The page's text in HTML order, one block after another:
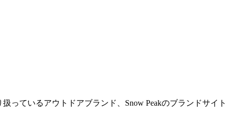
っているアウトドアブランド、Snow Peakのブランドサイト